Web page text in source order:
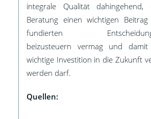
integrale Qualität dahingehend,
Beratung einen wichtigen
fundierten
beizusteuern vermag und
wichtige Investition in die Zukunft
werden darf.
Quellen: